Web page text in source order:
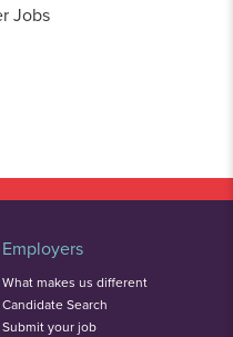
Jobs
Employers
What makes us different
Candidate Search
Submit your job